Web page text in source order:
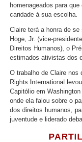
homenageados para
caridade à sua escolha.
Claire terá a honra de
Hoge, Jr. (vice-presidente
Direitos Humanos), o
estimados ativistas dos
O trabalho de Claire nos
Rights International
Capitólio em
onde ela falou sobre o
dos direitos humanos,
juventude e liderado